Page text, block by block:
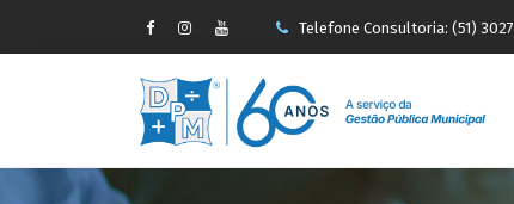
Telefone Consultoria: (51)